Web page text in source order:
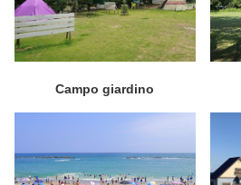
Campo giardino